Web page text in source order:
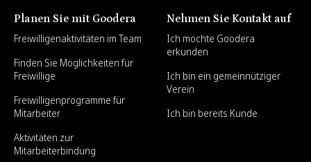
Planen Sie mit Goodera
Freiwilligenaktivitäten im Team
Finden Sie Möglichkeiten für
Freiwillige
Freiwilligenprogramme für
Mitarbeiter
Aktivitäten zur
Mitarbeiterbindung
Nehmen Sie Kontakt auf
Ich möchte Goodera
erkunden
Ich bin ein gemeinnütziger
Verein
Ich bin bereits Kunde